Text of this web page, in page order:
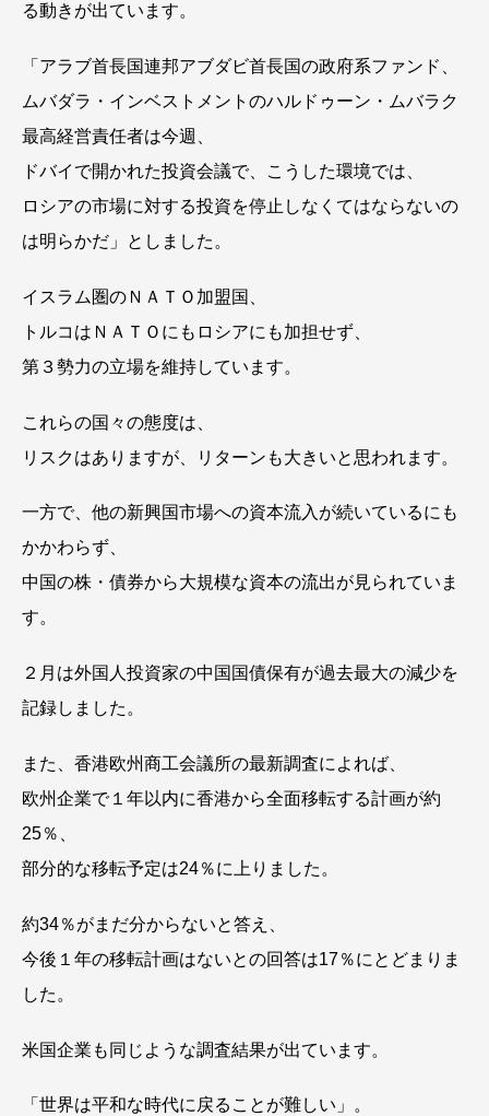
る動きが出ています。
「アラブ首長国連邦アブダビ首長国の政府系ファンド、
ムバダラ・インベストメントのハルドゥーン・ムバラク
最高経営責任者は今週、
ドバイで開かれた投資会議で、こうした環境では、
ロシアの市場に対する投資を停止しなくてはならないの
は明らかだ」としました。
イスラム圏のＮＡＴＯ加盟国、
トルコはＮＡＴＯにもロシアにも加担せず、
第３勢力の立場を維持しています。
これらの国々の態度は、
リスクはありますが、リターンも大きいと思われます。
一方で、他の新興国市場への資本流入が続いているにも
かかわらず、
中国の株・債券から大規模な資本の流出が見られていま
す。
２月は外国人投資家の中国国債保有が過去最大の減少を
記録しました。
また、香港欧州商工会議所の最新調査によれば、
欧州企業で１年以内に香港から全面移転する計画が約
25％、
部分的な移転予定は24％に上りました。
約34％がまだ分からないと答え、
今後１年の移転計画はないとの回答は17％にとどまりま
した。
米国企業も同じような調査結果が出ています。
「世界は平和な時代に戻ることが難しい」。